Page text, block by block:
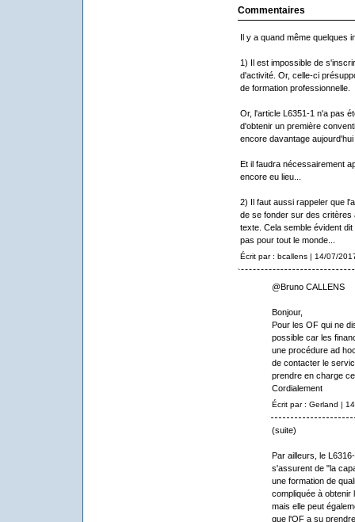
Commentaires
Il y a quand même quelques
1) Il est impossible de
d'activité. Or, celle-ci
de formation professionnelle.
Or, l'article L6351-1 n'a pas
d'obtenir un première
encore davantage aujourd'hui
Et il faudra nécessairement
encore eu lieu...
2) Il faut aussi rappeler que
de se fonder sur des critères
texte. Cela semble évident
pas pour tout le monde...
Écrit par : bcallens | 14/07/
@Bruno CALLENS
Bonjour,
Pour les OF qui ne
possible car les
une procédure ad
de contacter le
prendre en charge
Cordialement
Écrit par : Gerland |
(suite)
Par ailleurs, le
s'assurent de "la
une formation de
compliquée à obtenir
mais elle peut
que l'OF a su